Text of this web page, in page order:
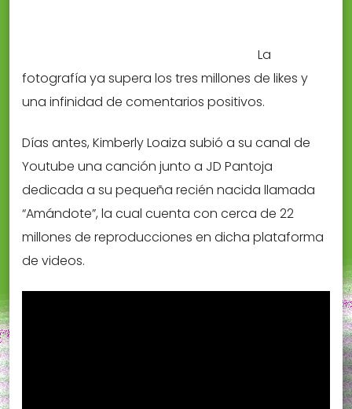
La
fotografía ya supera los tres millones de likes y
una infinidad de comentarios positivos.
Días antes, Kimberly Loaiza subió a su canal de
Youtube una canción junto a JD Pantoja
dedicada a su pequeña recién nacida llamada
“Amándote”, la cual cuenta con cerca de 22
millones de reproducciones en dicha plataforma
de videos.